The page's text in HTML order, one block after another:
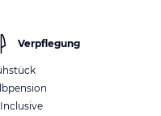
Verpflegung